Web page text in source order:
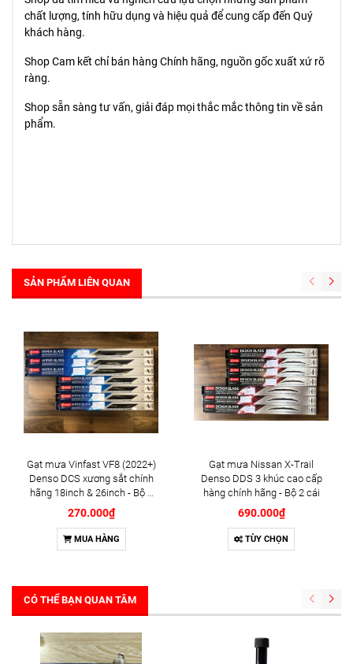
chất lượng, tính hữu dụng và hiệu quả để cung cấp đến Quý
khách hàng.
Shop Cam kết chỉ bán hàng Chính hãng, nguồn gốc xuất xứ rõ
ràng.
Shop sẵn sàng tư vấn, giải đáp mọi thắc mắc thông tin về sản
phẩm.
SẢN PHẨM LIÊN QUAN
Gạt mưa Vinfast VF8 (2022+)
Denso DCS xương sắt chính
hãng 18inch & 26inch - Bộ 2
cái
270.000₫
MUA HÀNG
Gạt mưa Nissan X-Trail
Denso DDS 3 khúc cao cấp
hàng chính hãng - Bộ 2 cái
690.000₫
TÙY CHỌN
CÓ THỂ BẠN QUAN TÂM